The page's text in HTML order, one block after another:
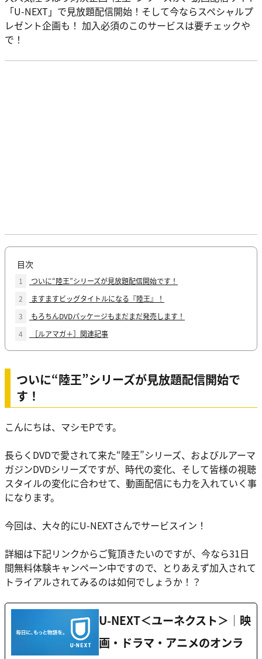
「U-NEXT」で見放題配信開始！そして今ならスペシャルプ
レゼント企画も！ 加入必須のこのサービスは要チェックや
で！
目次
1
ついに“陸王”シリーズが見放題配信開始です！
2
ますますビッグタイトルになる『陸王』！
3
もろちんDVDパッケージもまだまだ発売します！
4
［ルアマガ＋］関連記事
ついに“陸王”シリーズが見放題配信開始で
す！
こんにちは、マシモPです。
長らくDVDで愛されて来た“陸王”シリーズ、およびルアーマ
ガジンDVDシリーズですが、時代の変化、そして皆様の視聴
スタイルの変化に合わせて、動画配信にも力を入れていく事
になります。
今回は、大々的にU-NEXTさんでサービスイン！
詳細は下記リンクからご覧頂きたいのですが、今なら31日
間無料体験キャンペーン中ですので、とりあえず加入されて
トライアルされてみるのは如何でしょうか！？
U-NEXT＜ユーネクスト＞│映
画・ドラマ・アニメのオンラ